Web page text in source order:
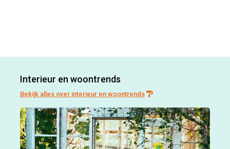
Interieur en woontrends
Bekijk alles over interieur en woontrends